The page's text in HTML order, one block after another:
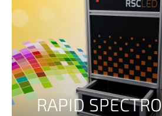
RAPID SPECTRO